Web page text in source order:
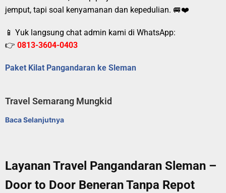
jemput, tapi soal kenyamanan dan kepedulian. 🚐❤️
📱 Yuk langsung chat admin kami di WhatsApp:
👉 0813-3604-0403
Paket Kilat Pangandaran ke Sleman
Travel Semarang Mungkid
Baca Selanjutnya
Layanan Travel Pangandaran Sleman –
Door to Door Beneran Tanpa Repot